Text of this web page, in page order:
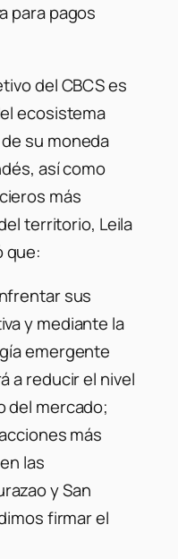
para pagos
delCBCSes
ecosistema
su moneda
así como
más
territorio, Leila
que:
sus
y mediante la
emergente
a reducir el nivel
del mercado;
más
las
y San
firmar el